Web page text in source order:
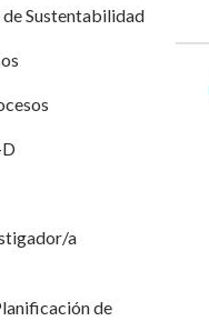
de Sustentabilidad
a
de